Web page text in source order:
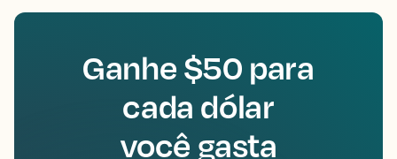
Ganhe $50 para
cada dólar
você gasta